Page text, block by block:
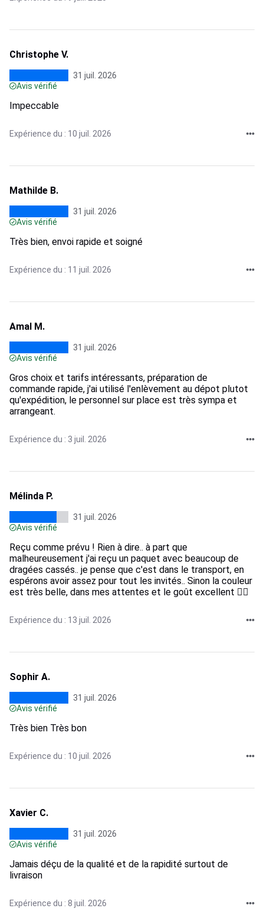
Christophe V.
31 juil. 2026
Avis vérifié
Impeccable
Expérience du : 10 juil. 2026
Mathilde B.
31 juil. 2026
Avis vérifié
Très bien, envoi rapide et soigné
Expérience du : 11 juil. 2026
Amal M.
31 juil. 2026
Avis vérifié
Gros choix et tarifs intéressants, préparation de
commande rapide, j'ai utilisé l'enlèvement au dépot plutot
qu'expédition, le personnel sur place est très sympa et
arrangeant.
Expérience du : 3 juil. 2026
Mélinda P.
31 juil. 2026
Avis vérifié
Reçu comme prévu ! Rien à dire.. à part que
malheureusement j'ai reçu un paquet avec beaucoup de
dragées cassés.. je pense que c'est dans le transport, en
espérons avoir assez pour tout les invités.. Sinon la couleur
est très belle, dans mes attentes et le goût excellent 👌🏼
Expérience du : 13 juil. 2026
Sophir A.
31 juil. 2026
Avis vérifié
Très bien Très bon
Expérience du : 10 juil. 2026
Xavier C.
31 juil. 2026
Avis vérifié
Jamais déçu de la qualité et de la rapidité surtout de
livraison
Expérience du : 8 juil. 2026